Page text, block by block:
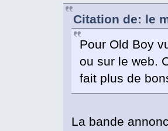
Citation de: le
Pour Old Boy
ou sur le web.
fait plus de
La bande